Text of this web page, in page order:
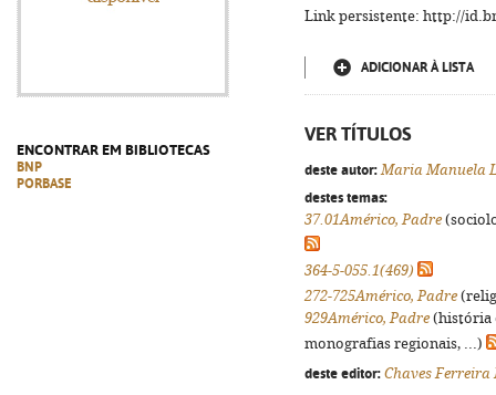
ENCONTRAR EM BIBLIOTECAS
BNP
PORBASE
Link persistente: http://
ADICIONAR À LISTA
VER TÍTULOS
deste autor: Maria Manuela
destes temas:
37.01Américo, Padre
364-5-055.1(469)
272-725Américo, Padre
929Américo, Padre (história
monografias regionais, ...)
deste editor: Chaves Ferreira